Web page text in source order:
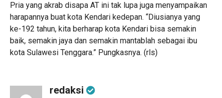
Pria yang akrab disapa AT ini tak lupa juga menyampaikan
harapannya buat kota Kendari kedepan. “Diusianya yang
ke-192 tahun, kita berharap kota Kendari bisa semakin
baik, semakin jaya dan semakin mantablah sebagai ibu
kota Sulawesi Tenggara.” Pungkasnya. (rls)
redaksi